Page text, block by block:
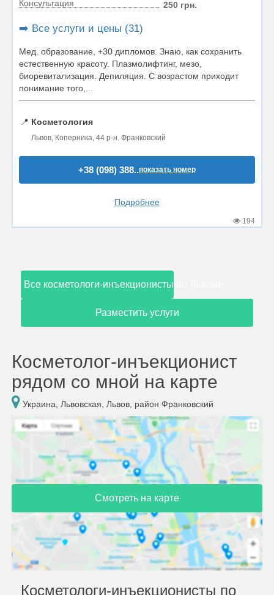
Консультация 250 грн.
➡️ Все услуги и цены (31)
Мед. образование, +30 дипломов. Знаю, как сохранить
естественную красоту. Плазмолифтинг, мезо,
биоревитализация. Депиляция. С возрастом приходит
понимание того,...
📍 Косметология
Львов, Коперника, 44 р-н. Франковский
+38 (098) 388..показать номер
Подробнее
194
Все косметологи-инъекционисты во Львове
Разместить услуги
Косметолог-инъекционист
рядом со мной на карте
Украина, Львовская, Львов, район Франковский
Смотреть на карте
Косметологи-инъекционисты по